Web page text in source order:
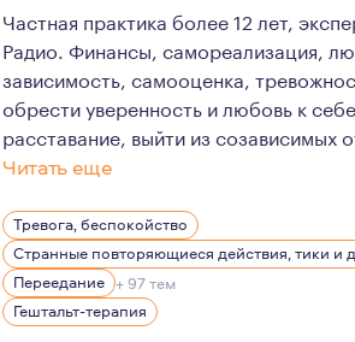
Частная практика более 12 лет,
Радио. Финансы, самореализация,
зависимость, самооценка,
обрести уверенность и любовь к
расставание, выйти из созависимых
Читать еще
У меня два высших образования по
Я убеждена, что не достаточно
Более 16 лет я изучаю психологию,
Все это даёт мне возможность быть
Тревога, беспокойство
Переедание + 97 тем
Гештальт-терапия